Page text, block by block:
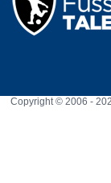
Copyright © 2006 -